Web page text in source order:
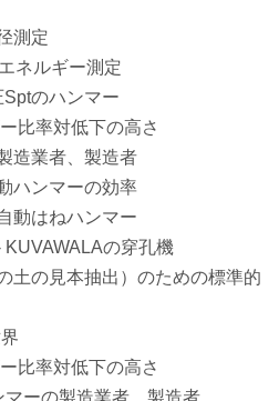
測定
ネルギー測定
のハンマー
比率対低下の高さ
造業者、製造者
ハンマーの効率
動はねハンマー
の穿孔機
土の見本抽出）のための標準的
比率対低下の高さ
ーの製造業者、製造者